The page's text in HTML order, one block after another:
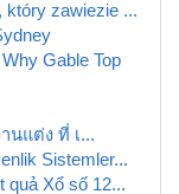
który zawiezie ...
Gable Top
นแต่ง ที่ เ...
Sistemler...
quả Xổ số 12...